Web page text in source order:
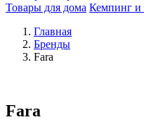
Товары для дома Кемпинг и
Главная
Бренды
Fara
Fara